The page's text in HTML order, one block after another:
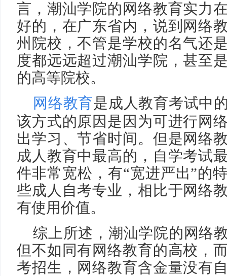
言，潮汕学院的网络教育实力
好的，在广东省内，说到网络
州院校，不管是学校的名气还
度都远远超过潮汕学院，甚至
的高等院校。
网络教育是成人教育考试中
该方式的原因是因为可进行网
出学习、节省时间。但是网络
成人教育中最高的，自学考试
件非常宽松，有“宽进严出”的
些成人自考专业，相比于网络
有使用价值。
综上所述，潮汕学院的网络
但不如同有网络教育的高校，
考招生，网络教育含金量没有